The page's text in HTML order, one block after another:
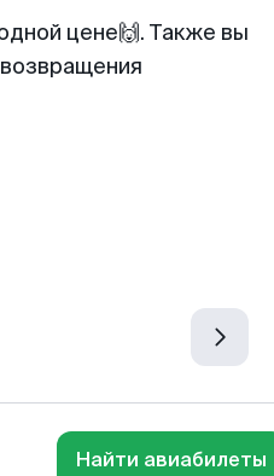
цене🙌. Также вы
Найти авиабилеты